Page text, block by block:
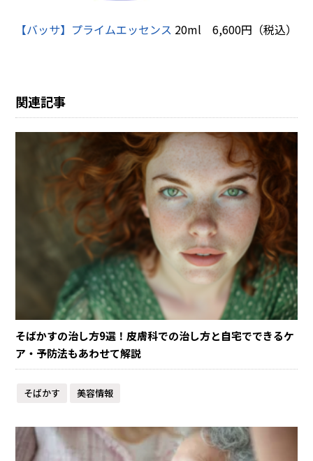
【バッサ】プライムエッセンス 20ml 6,600円（税込）
関連記事​
そばかすの治し方9選！皮膚科での治し方と自宅でできるケ
ア・予防法もあわせて解説
そばかす 美容情報